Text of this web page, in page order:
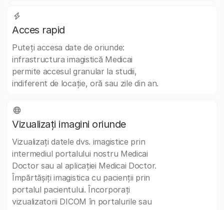
Acces rapid
Puteți accesa date de oriunde:
infrastructura imagistică Medicai
permite accesul granular la studii,
indiferent de locație, oră sau zile din an.
Vizualizați imagini oriunde
Vizualizați datele dvs. imagistice prin
intermediul portalului nostru Medicai
Doctor sau al aplicației Medicai Doctor.
Împărtășiți imagistica cu pacienții prin
portalul pacientului. Încorporați
vizualizatorii DICOM în portalurile sau